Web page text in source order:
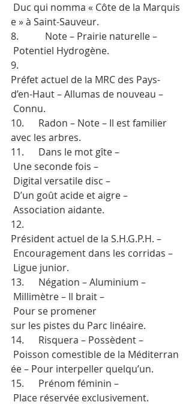
Duc qui nomma « Côte de la Marquis
e » à Saint-Sauveur.
8.           Note – Prairie naturelle –
Potentiel Hydrogène.
9.
Préfet actuel de la MRC des Pays-
d’en-Haut – Allumas de nouveau –
Connu.
10.      Radon – Note – Il est familier
avec les arbres.
11.      Dans le mot gîte –
Une seconde fois –
Digital versatile disc –
D’un goût acide et aigre –
Association aidante.
12.
Président actuel de la S.H.G.P.H. –
Encouragement dans les corridas –
Ligue junior.
13.      Négation – Aluminium –
Millimètre – Il brait –
Pour se promener
sur les pistes du Parc linéaire.
14.      Risquera – Possèdent –
Poisson comestible de la Méditerran
ée – Pour interpeller quelqu’un.
15.      Prénom féminin –
Place réservée exclusivement.